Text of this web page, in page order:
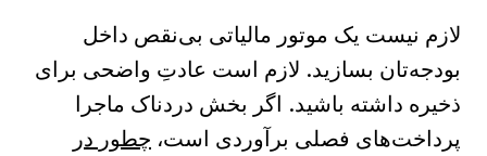
لازم نیست یک موتور مالیاتی بی‌نقص داخل
بودجه‌تان بسازید. لازم است عادتِ واضحی برای
ذخیره داشته باشید. اگر بخش دردناک ماجرا
پرداخت‌های فصلی برآوردی است، چطور در